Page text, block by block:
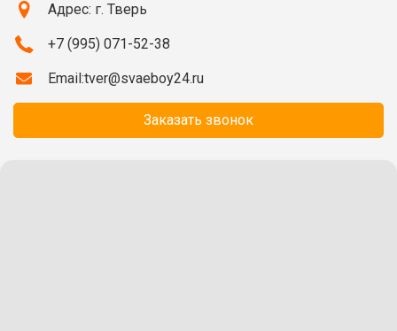
Адрес: г. Тверь
+7 (995) 071-52-38
Email:tver@svaeboy24.ru
Заказать звонок